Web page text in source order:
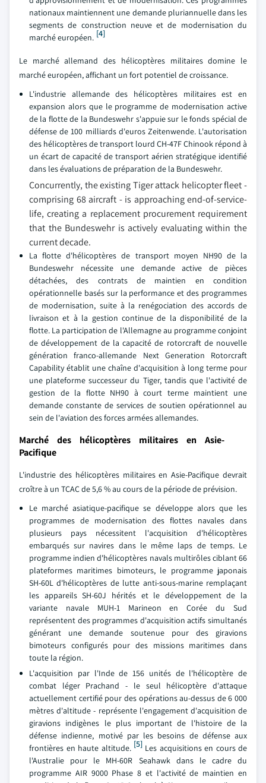
nationaux maintiennent une demande pluriannuelle dans les
segments de construction neuve et de modernisation du
marché européen. [4]
Le marché allemand des hélicoptères militaires domine le
marché européen, affichant un fort potentiel de croissance.
L'industrie allemande des hélicoptères militaires est en
expansion alors que le programme de modernisation active
de la flotte de la Bundeswehr s'appuie sur le fonds spécial de
défense de 100 milliards d'euros Zeitenwende. L'autorisation
des hélicoptères de transport lourd CH-47F Chinook répond à
un écart de capacité de transport aérien stratégique identifié
dans les évaluations de préparation de la Bundeswehr.
Concurrently, the existing Tiger attack helicopter fleet -
comprising 68 aircraft - is approaching end-of-service-
life, creating a replacement procurement requirement
that the Bundeswehr is actively evaluating within the
current decade.
La flotte d'hélicoptères de transport moyen NH90 de la
Bundeswehr nécessite une demande active de pièces
détachées, des contrats de maintien en condition
opérationnelle basés sur la performance et des programmes
de modernisation, suite à la renégociation des accords de
livraison et à la gestion continue de la disponibilité de la
flotte. La participation de l'Allemagne au programme conjoint
de développement de la capacité de rotorcraft de nouvelle
génération franco-allemande Next Generation Rotorcraft
Capability établit une chaîne d'acquisition à long terme pour
une plateforme successeur du Tiger, tandis que l'activité de
gestion de la flotte NH90 à court terme maintient une
demande constante de services de soutien opérationnel au
sein de l'aviation des forces armées allemandes.
Marché des hélicoptères militaires en Asie-
Pacifique
L'industrie des hélicoptères militaires en Asie-Pacifique devrait
croître à un TCAC de 5,6 % au cours de la période de prévision.
Le marché asiatique-pacifique se développe alors que les
programmes de modernisation des flottes navales dans
plusieurs pays nécessitent l'acquisition d'hélicoptères
embarqués sur navires dans le même laps de temps. Le
programme indien d'hélicoptères navals multirôles ciblant 66
plateformes maritimes bimoteurs, le programme japonais
SH-60L d'hélicoptères de lutte anti-sous-marine remplaçant
les appareils SH-60J hérités et le développement de la
variante navale MUH-1 Marineon en Corée du Sud
représentent des programmes d'acquisition actifs simultanés
générant une demande soutenue pour des giravions
bimoteurs configurés pour des missions maritimes dans
toute la région.
L'acquisition par l'Inde de 156 unités de l'hélicoptère de
combat léger Prachand - le seul hélicoptère d'attaque
actuellement certifié pour des opérations au-dessus de 6 000
mètres d'altitude - représente l'engagement d'acquisition de
giravions indigènes le plus important de l'histoire de la
défense indienne, motivé par les besoins de défense aux
frontières en haute altitude. [5]Les acquisitions en cours de
l'Australie pour le MH-60R Seahawk dans le cadre du
programme AIR 9000 Phase 8 et l'activité de maintien en